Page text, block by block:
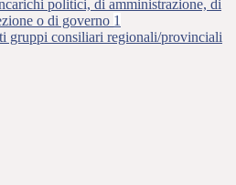
politici, di amministrazione, di
o di governo 1
gruppi consiliari regionali/provinciali